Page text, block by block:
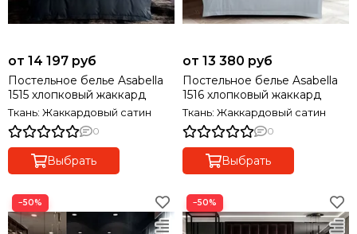
от 14 197 руб
Постельное белье Asabella
1515 хлопковый жаккард
Ткань: Жаккардовый сатин
0
Выбрать
от 13 380 руб
Постельное белье Asabella
1516 хлопковый жаккард
Ткань: Жаккардовый сатин
0
Выбрать
−50% −50%